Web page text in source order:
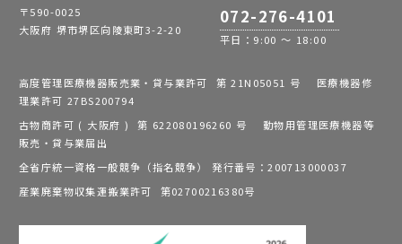
〒590-0025
大阪府 堺市堺区向陵東町3-2-20
072-276-4101
平日：9:00 ～ 18:00
高度管理医療機器販売業・貸与業許可 第 21N05051 号 医療機器修
理業許可 27BS200794
古物商許可 ( 大阪府 ) 第 622080196260 号 動物用管理医療機器等
販売・貸与業届出
全省庁統一資格一般競争（指名競争） 発行番号：200713000037
産業廃棄物収集運搬業許可 第02700216380号